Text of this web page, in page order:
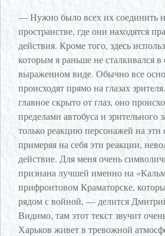
— Нужно было всех их соединить
пространстве, где они находятся
действия. Кроме того, здесь
которым я раньше не сталкивался в
выраженном виде. Обычно все
происходят прямо на глазах
главное скрыто от глаз, оно
пределами автобуса и зрительного
только реакцию персонажей на эти
примеряя на себя эти реакции,
действие. Для меня очень
признана лучшей именно на
прифронтовом Краматорске,
рядом с войной, — делится
Видимо, там этот текст звучит
Харьков живет в тревожной